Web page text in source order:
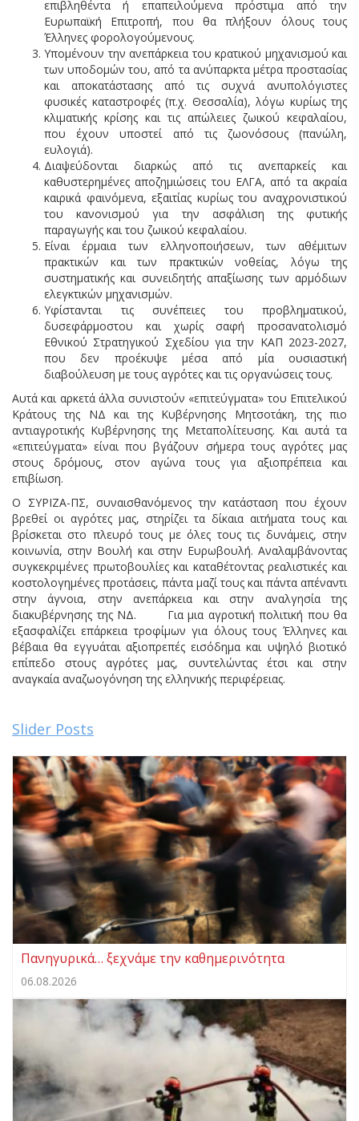
επιβληθέντα ή επαπειλούμενα πρόστιμα από την
Ευρωπαϊκή Επιτροπή, που θα πλήξουν όλους τους
Έλληνες φορολογούμενους.
Υπομένουν την ανεπάρκεια του κρατικού μηχανισμού και
των υποδομών του, από τα ανύπαρκτα μέτρα προστασίας
και αποκατάστασης από τις συχνά ανυπολόγιστες
φυσικές καταστροφές (π.χ. Θεσσαλία), λόγω κυρίως της
κλιματικής κρίσης και τις απώλειες ζωικού κεφαλαίου,
που έχουν υποστεί από τις ζωονόσους (πανώλη,
ευλογιά).
Διαψεύδονται διαρκώς από τις ανεπαρκείς και
καθυστερημένες αποζημιώσεις του ΕΛΓΑ, από τα ακραία
καιρικά φαινόμενα, εξαιτίας κυρίως του αναχρονιστικού
του κανονισμού για την ασφάλιση της φυτικής
παραγωγής και του ζωικού κεφαλαίου.
Είναι έρμαια των ελληνοποιήσεων, των αθέμιτων
πρακτικών και των πρακτικών νοθείας, λόγω της
συστηματικής και συνειδητής απαξίωσης των αρμόδιων
ελεγκτικών μηχανισμών.
Υφίστανται τις συνέπειες του προβληματικού,
δυσεφάρμοστου και χωρίς σαφή προσανατολισμό
Εθνικού Στρατηγικού Σχεδίου για την ΚΑΠ 2023-2027,
που δεν προέκυψε μέσα από μία ουσιαστική
διαβούλευση με τους αγρότες και τις οργανώσεις τους.
Αυτά και αρκετά άλλα συνιστούν «επιτεύγματα» του Επιτελικού
Κράτους της ΝΔ και της Κυβέρνησης Μητσοτάκη, της πιο
αντιαγροτικής Κυβέρνησης της Μεταπολίτευσης. Και αυτά τα
«επιτεύγματα» είναι που βγάζουν σήμερα τους αγρότες μας
στους δρόμους, στον αγώνα τους για αξιοπρέπεια και
επιβίωση.
Ο ΣΥΡΙΖΑ-ΠΣ, συναισθανόμενος την κατάσταση που έχουν
βρεθεί οι αγρότες μας, στηρίζει τα δίκαια αιτήματα τους και
βρίσκεται στο πλευρό τους με όλες τους τις δυνάμεις, στην
κοινωνία, στην Βουλή και στην Ευρωβουλή. Αναλαμβάνοντας
συγκεκριμένες πρωτοβουλίες και καταθέτοντας ρεαλιστικές και
κοστολογημένες προτάσεις, πάντα μαζί τους και πάντα απέναντι
στην άγνοια, στην ανεπάρκεια και στην αναλγησία της
διακυβέρνησης της ΝΔ. Για μια αγροτική πολιτική που θα
εξασφαλίζει επάρκεια τροφίμων για όλους τους Έλληνες και
βέβαια θα εγγυάται αξιοπρεπές εισόδημα και υψηλό βιοτικό
επίπεδο στους αγρότες μας, συντελώντας έτσι και στην
αναγκαία αναζωογόνηση της ελληνικής περιφέρειας.
Slider Posts
Πανηγυρικά… ξεχνάμε την καθημερινότητα
06.08.2026